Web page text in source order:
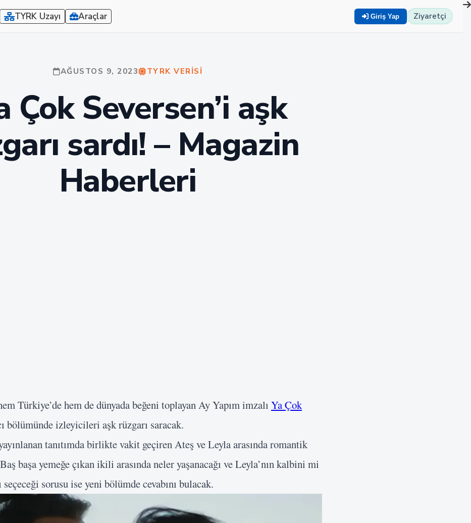
TYRK Uzayı Araçlar Giriş Yap Ziyaretçi
AĞUSTOS 9, 2023 TYRK VERISI
Çok Seversen’i aşk
sardı! – Magazin
Haberleri
Türkiye’de hem de dünyada beğeni toplayan Ay Yapım imzalı Ya Çok
bölümünde izleyicileri aşk rüzgarı saracak.
tanıtımda birlikte vakit geçiren Ateş ve Leyla arasında romantik
başa yemeğe çıkan ikili arasında neler yaşanacağı ve Leyla’nın kalbini mi
seçeceği sorusu ise yeni bölümde cevabını bulacak.